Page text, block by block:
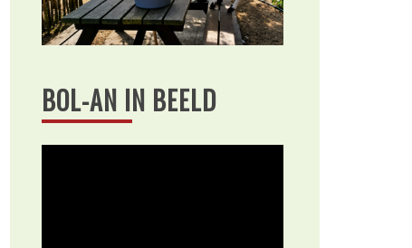
BOL-AN IN BEELD